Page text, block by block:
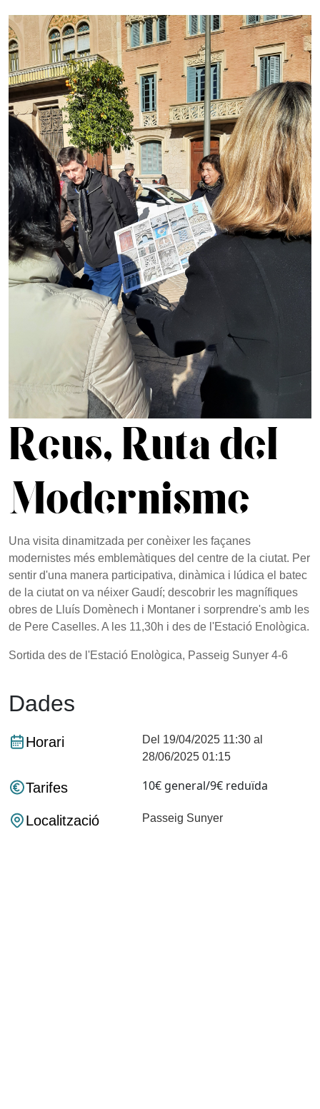
Reus, Ruta del
Modernisme
Una visita dinamitzada per conèixer les façanes
modernistes més emblemàtiques del centre de la ciutat. Per
sentir d'una manera participativa, dinàmica i lúdica el batec
de la ciutat on va néixer Gaudí; descobrir les magnífiques
obres de Lluís Domènech i Montaner i sorprendre's amb les
de Pere Caselles. A les 11,30h i des de l'Estació Enològica.
Sortida des de l'Estació Enològica, Passeig Sunyer 4-6
Dades
Horari
Del 19/04/2025 11:30 al
28/06/2025 01:15
Tarifes 10€ general/9€ reduïda
Localització Passeig Sunyer